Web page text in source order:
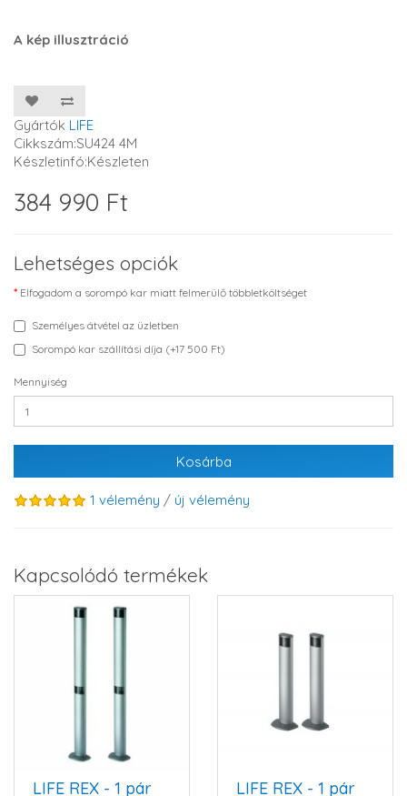
A kép illusztráció
Gyártók LIFE
Cikkszám:SU424 4M
Készletinfó:Készleten
384 990 Ft
Lehetséges opciók
Elfogadom a sorompó kar miatt felmerülő többletköltséget
Személyes átvétel az üzletben
Sorompó kar szállítási díja (+17 500 Ft)
Mennyiség
Kosárba
1 vélemény / új vélemény
Kapcsolódó termékek
LIFE REX - 1 pár
LIFE REX - 1 pár